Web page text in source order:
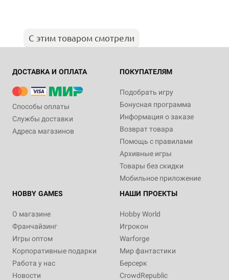
С этим товаром смотрели
ДОСТАВКА И ОПЛАТА
Способы оплаты
Службы доставки
Адреса магазинов
ПОКУПАТЕЛЯМ
Подобрать игру
Бонусная программа
Информация о заказе
Возврат товара
Помощь с правилами
Архивные игры
Товары без скидки
Мобильное приложение
HOBBY GAMES
О магазине
Франчайзинг
Игры оптом
Корпоративные подарки
Работа у нас
Новости
НАШИ ПРОЕКТЫ
Hobby World
Игрокон
Warforge
Мир фантастики
Берсерк
CrowdRepublic